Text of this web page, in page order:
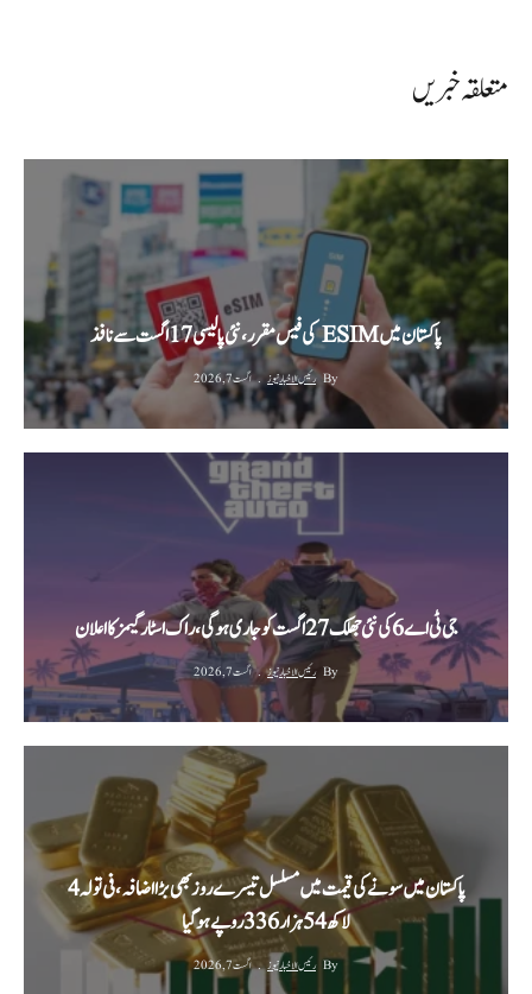
متعلقہ خبریں
پاکستان میں ESIM کی فیس مقرر، نئی پالیسی 17 اگست سے نافذ
By رئیس الاخبار نیوز اگست 7, 2026
جی ٹی اے 6 کی نئی جھلک 27 اگست کو جاری ہوگی، راک اسٹار گیمز کا اعلان
By رئیس الاخبار نیوز اگست 7, 2026
پاکستان میں سونے کی قیمت میں مسلسل تیسرے روز بھی بڑا اضافہ، فی تولہ 4
لاکھ 54 ہزار 336 روپے ہوگیا
By رئیس الاخبار نیوز اگست 7, 2026